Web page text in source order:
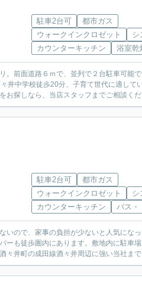
駐車2台可
都市ガス
ウォークインクロゼット
シ
カウンターキッチン
浴室乾
前面道路６ｍで、並列で２台駐車可能
井中学校徒歩20分、子育て世代に適して
お探しなら、当店スタッフまでご相談く
駐車2台可
都市ガス
ウォークインクロゼット
シ
カウンターキッチン
バス・
ので、家事の負担が少ないと人気にな
ーも徒歩圏内にあります。敷地内に駐車
々井町の成田線酒々井周辺に強い当社ま